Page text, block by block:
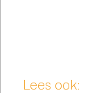
Lees ook: